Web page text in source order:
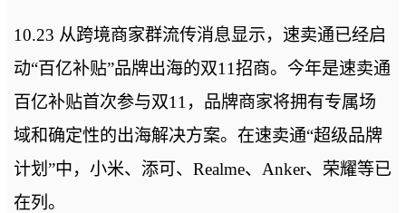
10.23 从跨境商家群流传消息显示，速卖通已经启
动“百亿补贴”品牌出海的双11招商。今年是速卖通
百亿补贴首次参与双11，品牌商家将拥有专属场
域和确定性的出海解决方案。在速卖通“超级品牌
计划”中，小米、添可、Realme、Anker、荣耀等已
在列。